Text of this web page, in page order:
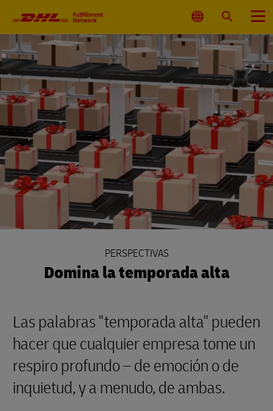
Seleccionar
ubicación
BuscarMenú
PERSPECTIVAS
Domina la temporada alta
Las palabras "temporada alta" pueden
hacer que cualquier empresa tome un
respiro profundo – de emoción o de
inquietud, y a menudo, de ambas.